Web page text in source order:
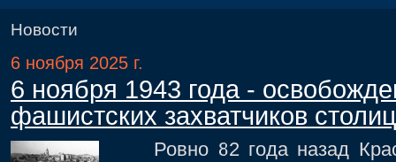
Новости
6 ноября 2025 г.
6 ноября 1943 года -
фашистских захватчиков
Ровно 82 года назад